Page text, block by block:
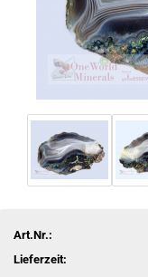
Art.Nr.:
Lieferzeit: